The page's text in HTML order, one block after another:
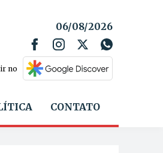
06/08/2026
no
CONTATO